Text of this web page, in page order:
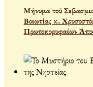
Μήνυμα τοῦ
Βοιωτίας κ.
Πρωτοκορυφαίων